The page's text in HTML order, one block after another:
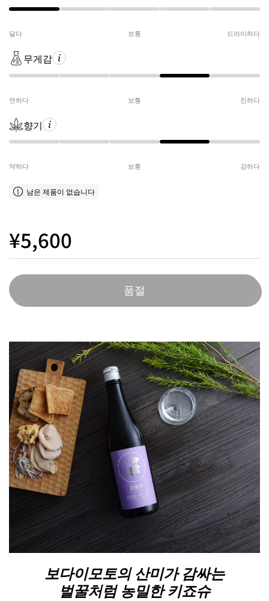
달다 보통 드라이하다
무게감
연하다 보통 진하다
향기
약하다 보통 강하다
남은 제품이 없습니다
¥5,600
품절
보다이모토의 산미가 감싸는
벌꿀처럼 농밀한 키죠슈